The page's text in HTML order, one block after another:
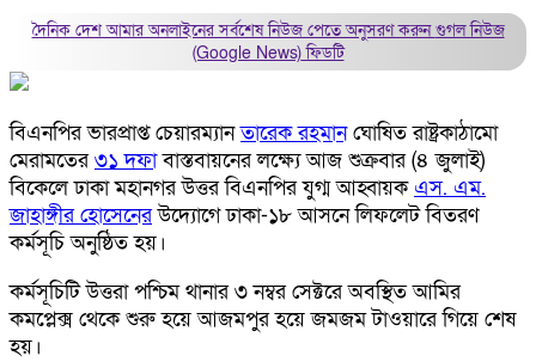
দৈনিক দেশ আমার অনলাইনের সর্বশেষ নিউজ পেতে অনুসরণ করুনগুগল নিউজ
(Google News)ফিডটি
বিএনপির ভারপ্রাপ্ত চেয়ারম্যানতারেক রহমানঘোষিত রাষ্ট্রকাঠামো
মেরামতের৩১ দফাবাস্তবায়নের লক্ষ্যে আজ শুক্রবার (৪ জুলাই)
বিকেলে ঢাকা মহানগর উত্তর বিএনপির যুগ্ম আহ্বায়ক এস. এম.
জাহাঙ্গীর হোসেনেরউদ্যোগে ঢাকা-১৮ আসনে লিফলেট বিতরণ
কর্মসূচি অনুষ্ঠিত হয়।
কর্মসূচিটি উত্তরা পশ্চিম থানার ৩ নম্বর সেক্টরে অবস্থিত আমির
কমপ্লেক্স থেকে শুরু হয়ে আজমপুর হয়ে জমজম টাওয়ারে গিয়ে শেষ
হয়।